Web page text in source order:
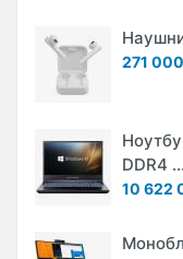
271
DDR4 ...
10 622